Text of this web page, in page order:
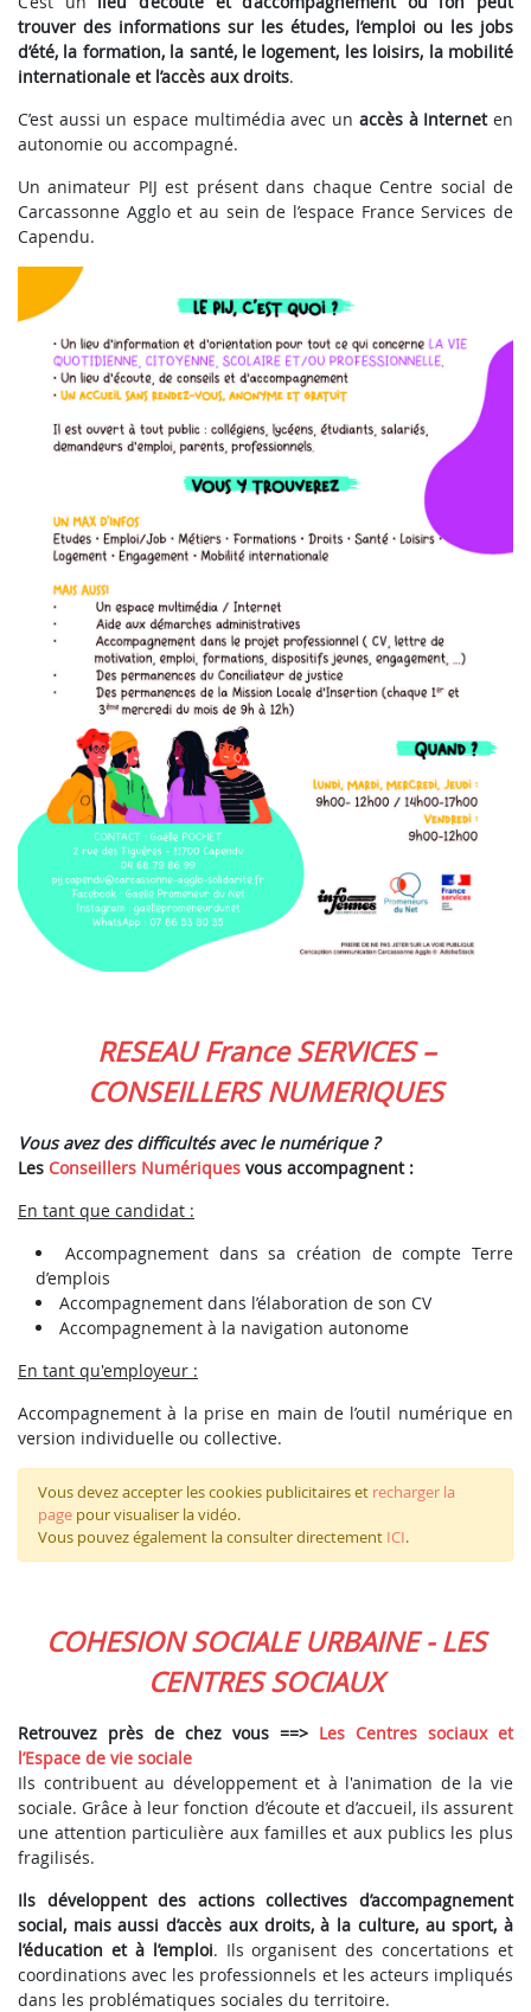
trouver des informations sur les études, l’emploi ou les jobs
d’été, la formation, la santé, le logement, les loisirs, la mobilité
internationale et l’accès aux droits.
C’est aussi un espace multimédia avec un accès à Interneten
autonomie ou accompagné.
Un animateur PIJ est présent dans chaque Centre social de
Carcassonne Agglo et au sein de l’espace France Services de
Capendu.
RESEAU France SERVICES –
CONSEILLERS NUMERIQUES
Vous avez des difficultés avec le numérique ?
Les Conseillers Numériques vous accompagnent :
En tant que candidat :
Accompagnement dans sa création de compte Terre
d’emplois
Accompagnement dans l’élaboration de son CV
Accompagnement à la navigation autonome
En tant qu'employeur :
Accompagnement à la prise en main de l’outil numérique en
version individuelle ou collective.
Vous devez accepter les cookies publicitaires et recharger la
page pour visualiser la vidéo.
Vous pouvez également la consulter directement ICI.
COHESION SOCIALE URBAINE - LES
CENTRES SOCIAUX
Retrouvez près de chez vous ==> Les Centres sociaux et
l’Espace de vie sociale
Ils contribuent au développement et à l'animation de la vie
sociale. Grâce à leur fonction d’écoute et d’accueil, ils assurent
une attention particulière aux familles et aux publics les plus
fragilisés.
Ils développent des actions collectives d’accompagnement
social, mais aussi d’accès aux droits, à la culture, au sport, à
l’éducation et à l’emploi. Ils organisent des concertations et
coordinations avec les professionnels et les acteurs impliqués
dans les problématiques sociales du territoire.